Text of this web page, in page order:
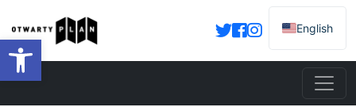
Otwórz pasek narzędzi
English